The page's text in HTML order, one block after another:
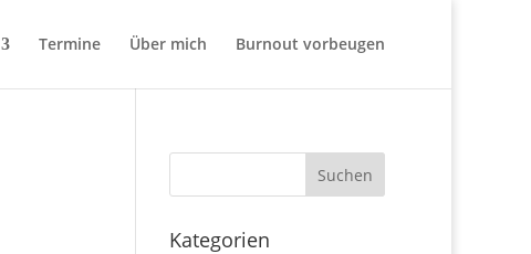
Termine Über mich Burnout vorbeugen
Kategorien